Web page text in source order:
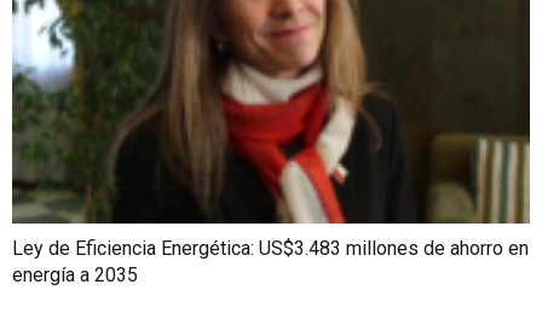
Ley de Eficiencia Energética: US$3.483 millones de ahorro en
energía a 2035